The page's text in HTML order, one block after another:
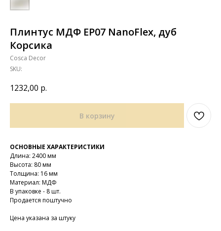
Плинтус МДФ ЕP07 NanoFlex, дуб
Корсика
Cosca Decor
SKU:
1232,00 р.
В корзину
ОСНОВНЫЕ ХАРАКТЕРИСТИКИ
Длина: 2400 мм
Высота: 80 мм
Толщина: 16 мм
Материал: МДФ
В упаковке - 8 шт.
Продается поштучно
Цена указана за штуку